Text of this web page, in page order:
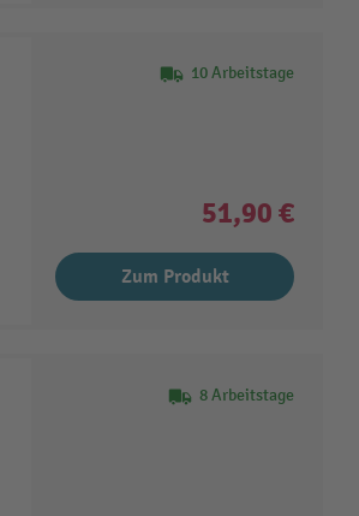
10 Arbeitstage
51,90 €
Zum Produkt
8 Arbeitstage